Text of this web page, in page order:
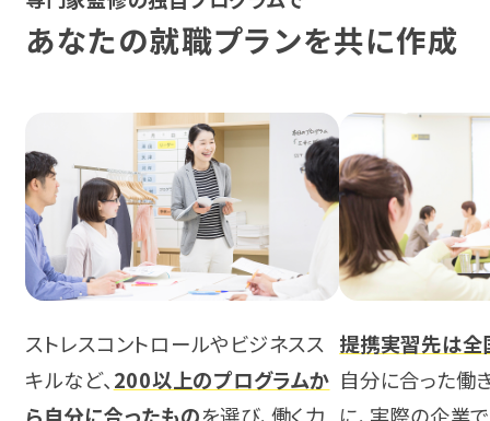
あなたの就職プランを共に作成
ストレスコントロールやビジネスス
キルなど、 200以上のプログラムか
提携実習先は全
自分に合った働